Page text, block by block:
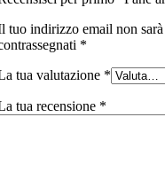
tuo indirizzo email non
*
tua valutazione *
tua recensione *